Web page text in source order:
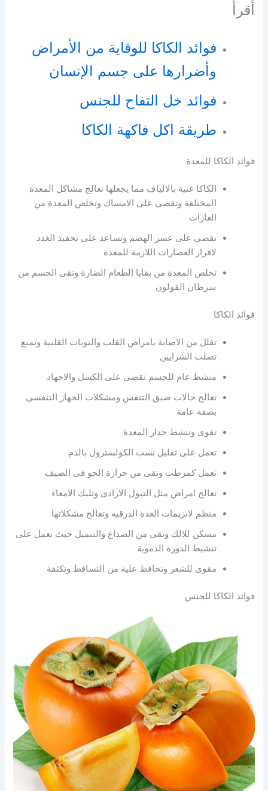
أقرأ
فوائد الكاكا للوقاية من الأمراض
وأضرارها على جسم الإنسان
فوائد خل التفاح للجنس
طريقة اكل فاكهة الكاكا
فوائد الكاكا للمعدة
الكاكا غنية بالالياف مما يجعلها تعالج مشاكل المعدة
المختلفة وتقضى على الامساك وتخلص المعدة من
الغازات
تقضى على عسر الهضم وتساعد على تحفيذ الغدد
لافراز العصارات اللازمة للمعدة
تخلص المعدة من بقايا الطعام الضارة وتقى الجسم من
سرطان القولون
فوائد الكاكا
تقلل من الاصابة بامراض القلب والنوبات القلبية وتمنع
تصلب الشرايين
منشط عام للجسم تقضى على الكسل والاجهاد
تعالج حالات ضيق التنفس ومشكلات الجهاز التنفسى
بصفة عامة
تقوى وتنشط جدار المعدة
تعمل على تقليل نسب الكولسترول بالدم
تعمل كمرطب وتقى من حرارة الجو فى الصيف
تعالج امراض مثل التبول الارادى وتلبك الامعاء
منظم لانزيمات الغدة الدرقية وتعالج مشكلاتها
مسكن للالك وتقى من الصداع والتنميل حيث تعمل على
تنشيط الدورة الدموية
مقوى للشعر وتحافظ علية من التساقط وتكثفة
فوائد الكاكا للجنس